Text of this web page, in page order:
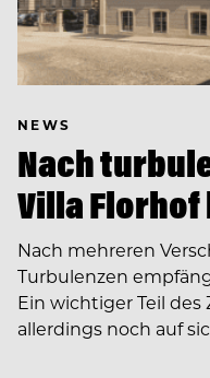
NEWS
Nach
Villa
Nach mehreren
Turbulenzen
Ein wichtiger Teil
allerdings noch auf